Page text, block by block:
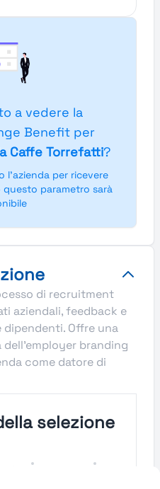
a vedere la
Benefit per
Caffe Torrefatti?
l'azienda per ricevere
parametro sarà
di recruitment
aziendali, feedback e
Offre una
branding
come datore di
selezione